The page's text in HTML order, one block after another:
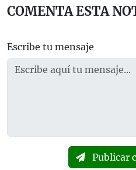
COMENTA ESTA
Escribe tu mensaje
Publicar